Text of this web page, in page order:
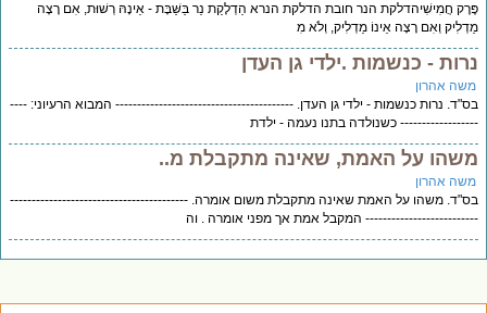
חֲמִישִׁיהדלקת הנר חובת הדלקת הנרא הַדְלָקַת נֵר בַּשַּׁבָּת - אֵינָהּ רְשׁוּת, אִם רָצָה
וְאִם רָצָה אֵינוֹ מַדְלִיק, וְלֹא מִ
- כנשמות .ילדי גן העדן
אהרון
נרות כנשמות - ילדי גן העדן. ----------------------------------------- המבוא הרעיוני: ----
כשנולדה בתנו נעמה - ילדת
על האמת, שאינה מתקבלת מ..
אהרון
משהו על האמת שאינה מתקבלת משום אומרה. -----------------------------------------
המקבל אמת אך מפני אומרה . וה